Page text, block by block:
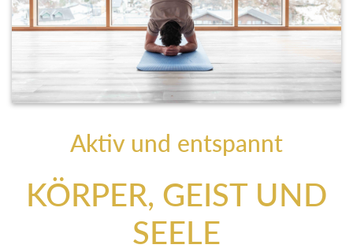
Aktiv und entspannt
KÖRPER, GEIST UND
SEELE